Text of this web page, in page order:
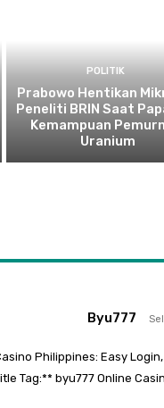
POLITIK
Prabowo Hentikan
Peneliti BRIN Saat
Kemampuan
Uranium
Byu777
Philippines: Easy
Tag:** byu777 Online